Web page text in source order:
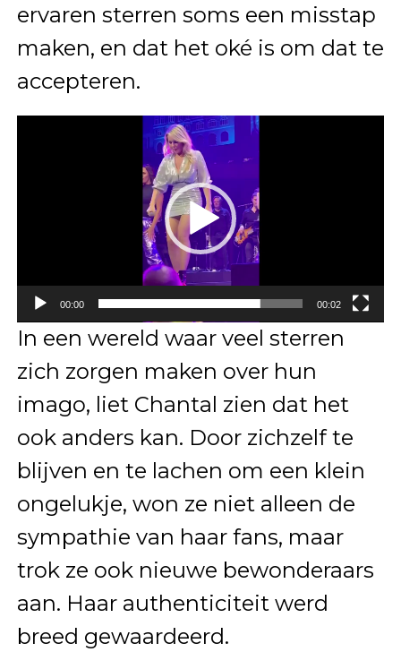
ervaren sterren soms een misstap
maken, en dat het oké is om dat te
accepteren.
00:00 00:02
In een wereld waar veel sterren
zich zorgen maken over hun
imago, liet Chantal zien dat het
ook anders kan. Door zichzelf te
blijven en te lachen om een klein
ongelukje, won ze niet alleen de
sympathie van haar fans, maar
trok ze ook nieuwe bewonderaars
aan. Haar authenticiteit werd
breed gewaardeerd.